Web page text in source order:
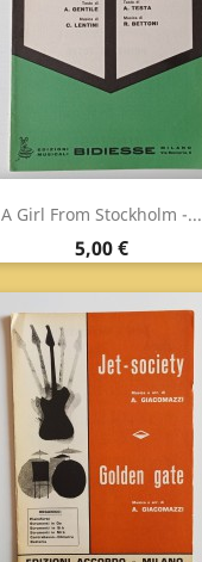
A Girl From Stockholm -...
Prix
5,00 €